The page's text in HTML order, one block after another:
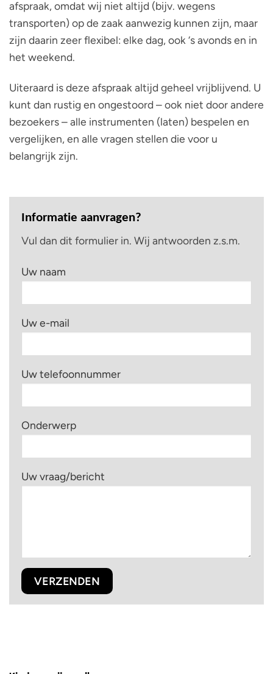
afspraak, omdat wij niet altijd (bijv. wegens
transporten) op de zaak aanwezig kunnen zijn, maar
zijn daarin zeer flexibel: elke dag, ook ‘s avonds en in
het weekend.
Uiteraard is deze afspraak altijd geheel vrijblijvend. U
kunt dan rustig en ongestoord – ook niet door andere
bezoekers – alle instrumenten (laten) bespelen en
vergelijken, en alle vragen stellen die voor u
belangrijk zijn.
Informatie aanvragen?
Vul dan dit formulier in. Wij antwoorden z.s.m.
Uw naam
Uw e-mail
Uw telefoonnummer
Onderwerp
Uw vraag/bericht